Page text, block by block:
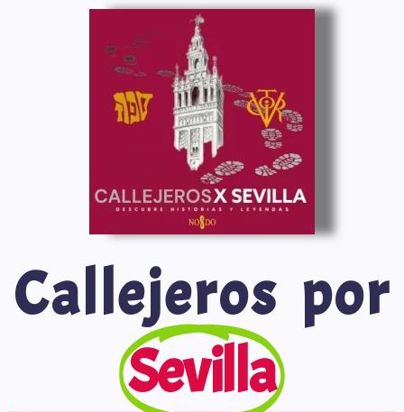
Callejeros por
Sevilla